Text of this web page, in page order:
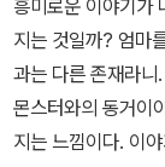
들에게 '얼굴 없는
터의 피를 빨아 먹
운의 세 여인이 나
품은 핀란드 아동
3편이며, 한국어판
나이다. - 출판사에
여 리뷰를 작성했습
을 떠나 있고 메리
내준다고 어떻게
고 아이들은 '몬스터 내니'를 만
모르고 집의 벽장
지 않았다. 그런데
흥미로운 이야기가
지는 것일까? 엄마
과는 다른 존재라
몬스터와의 동거이
지는 느낌이다. 이